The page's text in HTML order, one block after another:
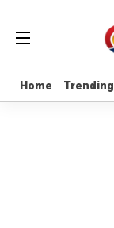
Home Trending
Home Trending